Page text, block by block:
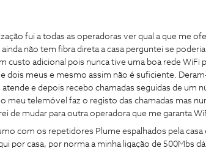
fui a todas as operadoras ver qual a que me
não tem fibra direta a casa perguntei se
custo adicional pois nunca tive uma boa rede WiFi
dois meus e mesmo assim não é suficiente.
atende e depois recebo chamadas seguidas de um
meu telemóvel faz o registo das chamadas mas
de mudar para outra operadora que me garanta
com os repetidores Plume espalhados pela casa
por casa, por norma a minha ligação de 500Mbs